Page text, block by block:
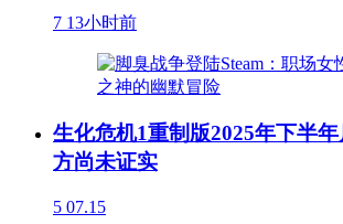
7 13小时前
生化危机1重制版2025年下半
方尚未证实
5 07.15